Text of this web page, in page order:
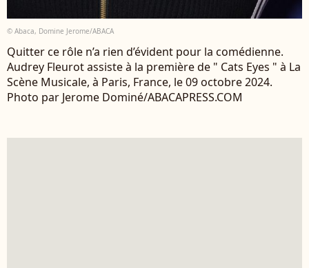
© Abaca, Domine Jerome/ABACA
Quitter ce rôle n’a rien d’évident pour la comédienne.
Audrey Fleurot assiste à la première de " Cats Eyes " à La
Scène Musicale, à Paris, France, le 09 octobre 2024.
Photo par Jerome Dominé/ABACAPRESS.COM